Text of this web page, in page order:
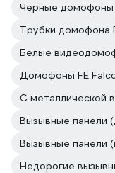
Черные домофоны
Трубки домофона
Белые
Домофоны FE
С металлической
Вызывные панели
Вызывные панели
Недорогие